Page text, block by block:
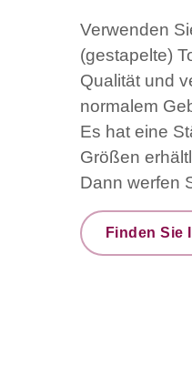
Verwenden
(gestapelte)
Qualität und
normalem
Es hat eine
Größen
Dann werfen
Finden Sie